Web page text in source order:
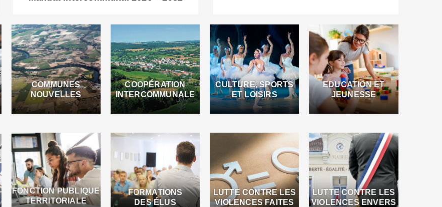
COMMUNES
NOUVELLES
COOPÉRATION
INTERCOMMUNALE
CULTURE, SPORTS
ET LOISIRS
EDUCATION ET
JEUNESSE
FONCTION PUBLIQUE
TERRITORIALE
FORMATIONS
DES ÉLUS
LUTTE CONTRE LES
VIOLENCES FAITES
LUTTE CONTRE LES
VIOLENCES ENVERS